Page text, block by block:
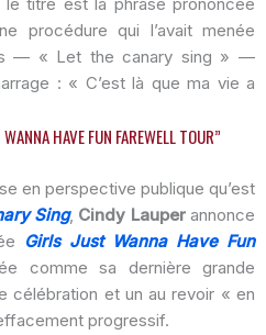
titre est la phrase prononcée
procédure qui l’avait menée
— « Let the canary sing » —
: « C’est là que ma vie a
HAVE FUN FAREWELL TOUR”
en perspective publique qu’est
Sing, Cindy Lauper annonce
Girls Just Wanna Have Fun
comme sa dernière grande
célébration et un au revoir « en
progressif.